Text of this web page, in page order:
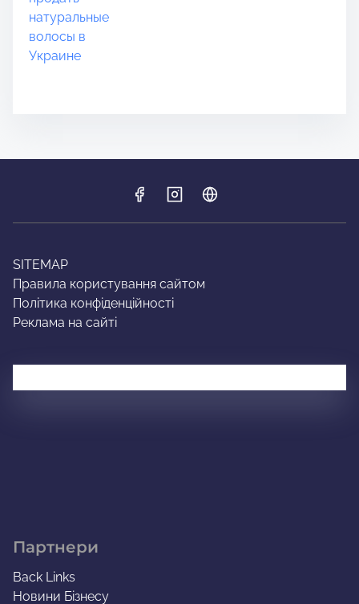
SITEMAP
Правила користування сайтом
Політика конфіденційності
Реклама на сайті
Партнери
Back Links
Новини Бізнесу